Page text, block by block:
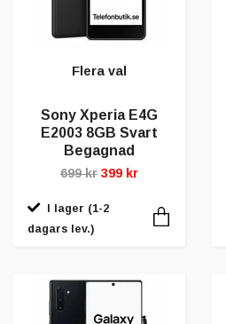
Flera val
Sony Xperia E4G
E2003 8GB Svart
Begagnad
699 kr 399 kr
I lager (1-2
dagars lev.)